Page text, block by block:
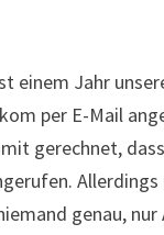
einem Jahr
per E-Mail
gerechnet,
genau,